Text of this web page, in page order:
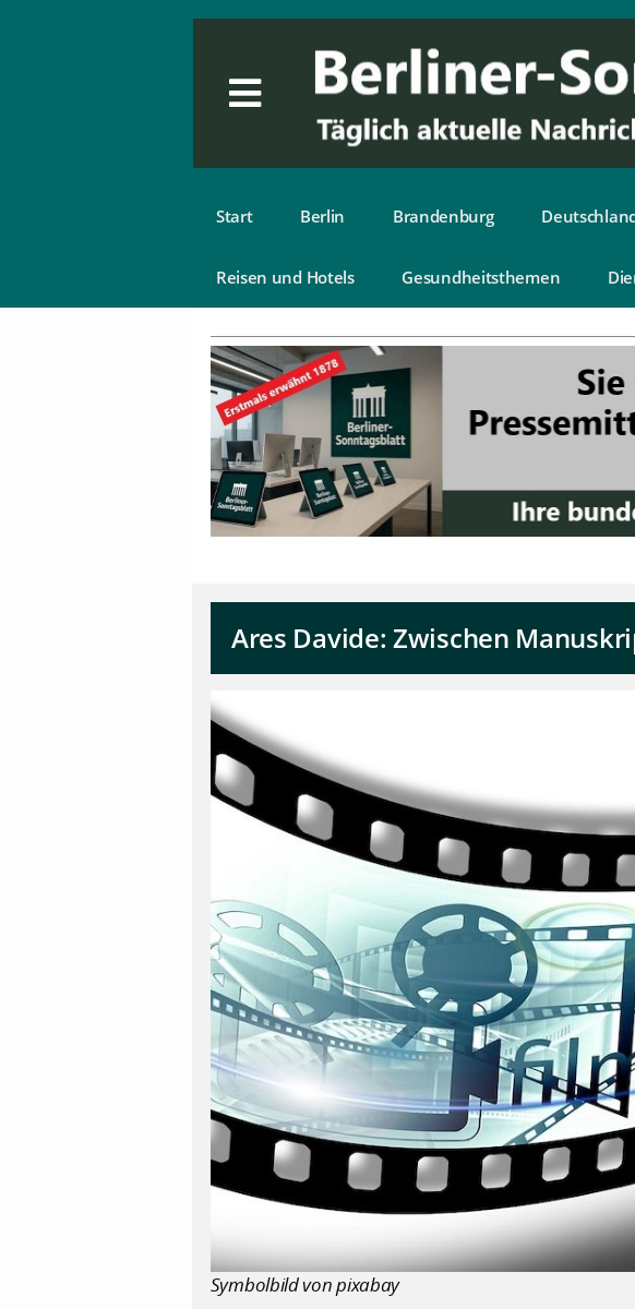
Start Berlin Brandenburg
Reisen und Hotels Gesundheitsthemen
Ares Davide: Zwischen
Symbolbild von pixabay